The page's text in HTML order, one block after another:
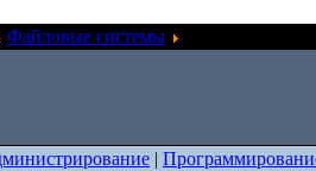
Файловые системы
|